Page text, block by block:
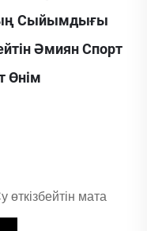
Сыйымдығы
Әмиян Спорт
Өнім
өткізбейтін мата